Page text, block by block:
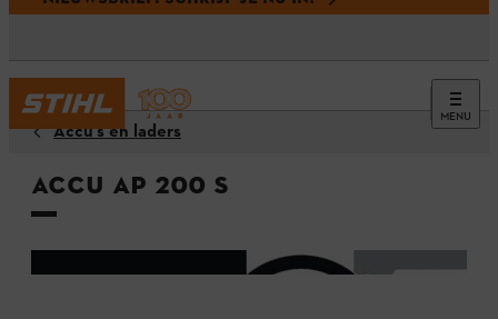
MENU
Accu’s en laders
Accu AP 200 S